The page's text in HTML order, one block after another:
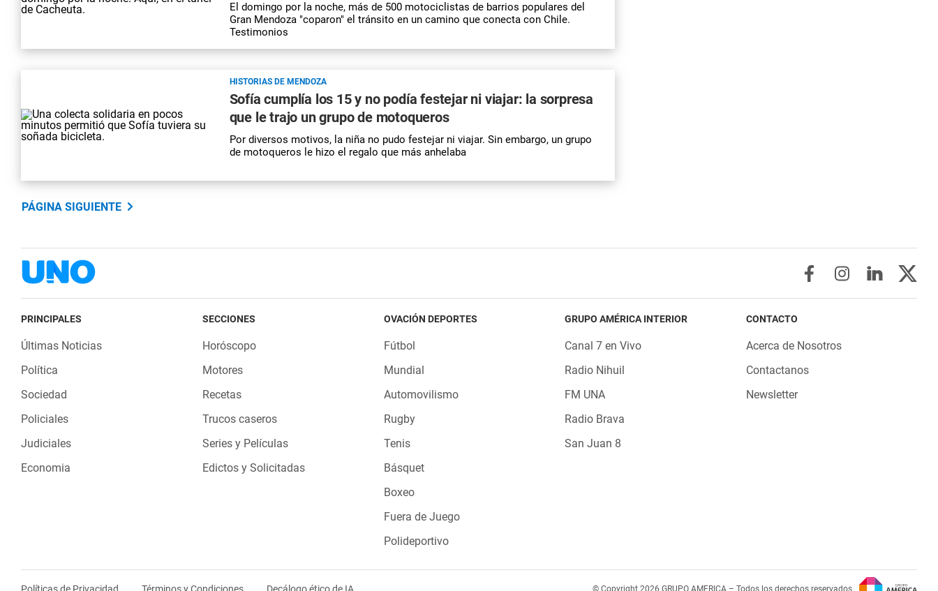
El domingo por la noche, más de 500 motociclistas de barrios populares del
Gran Mendoza "coparon" el tránsito en un camino que conecta con Chile.
Testimonios
HISTORIAS DE MENDOZA
Sofía cumplía los 15 y no podía festejar ni viajar: la sorpresa
que le trajo un grupo de motoqueros
Por diversos motivos, la niña no pudo festejar ni viajar. Sin embargo, un grupo
de motoqueros le hizo el regalo que más anhelaba
PÁGINA SIGUIENTE
PRINCIPALES
Últimas Noticias
Política
Sociedad
Policiales
Judiciales
Economia
SECCIONES
Horóscopo
Motores
Recetas
Trucos caseros
Series y Películas
Edictos y Solicitadas
OVACIÓN DEPORTES
Fútbol
Mundial
Automovilismo
Rugby
Tenis
Básquet
Boxeo
Fuera de Juego
Polideportivo
GRUPO AMÉRICA INTERIOR
Canal 7 en Vivo
Radio Nihuil
FM UNA
Radio Brava
San Juan 8
CONTACTO
Acerca de Nosotros
Contactanos
Newsletter
© Copyright 2026 GRUPO AMERICA – Todos los derechos reservados